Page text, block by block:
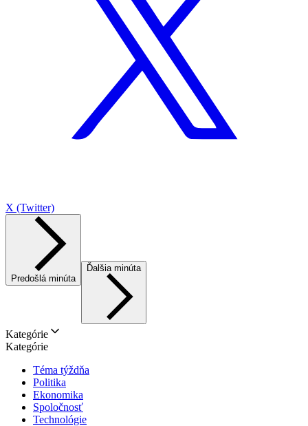
X (Twitter)
Predošlá minúta
Ďalšia minúta
Kategórie
Kategórie
Téma týždňa
Politika
Ekonomika
Spoločnosť
Technológie